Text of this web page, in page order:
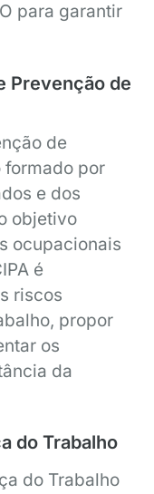
para garantir
Prevenção de
de
formado por
e dos
objetivo
ocupacionais
é
riscos
propor
os
da
do Trabalho
do Trabalho